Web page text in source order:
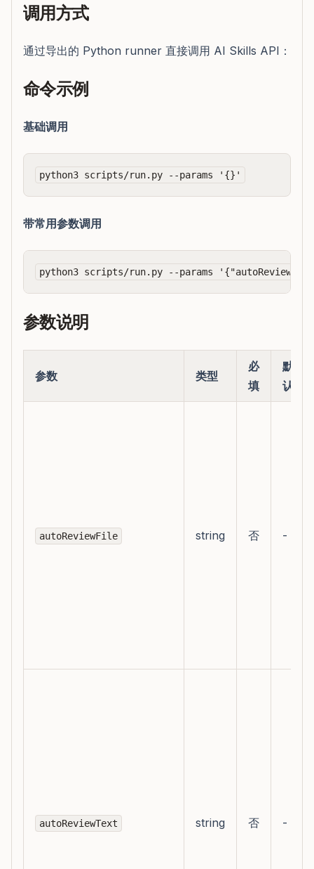
调用方式
通过导出的 Python runner 直接调用 AI Skills API：
命令示例
基础调用
带常用参数调用
参数说明
参数 类型
必
填
默
认
autoReviewFile string 否 -
autoReviewText string 否 -